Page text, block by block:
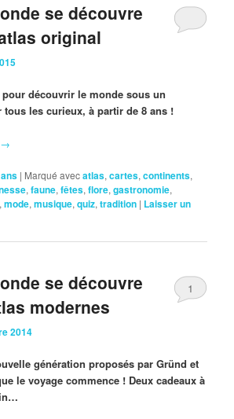
se découvre
original
découvrir le monde sous un
les curieux, à partir de 8 ans !
→
| Marqué avecatlas,cartes,continents,
,faune,fêtes,flore,gastronomie,
,mode,musique,quiz,tradition | Laisser un
se découvre
modernes
2014
1
génération proposés par Gründ et
le voyage commence ! Deux cadeaux à